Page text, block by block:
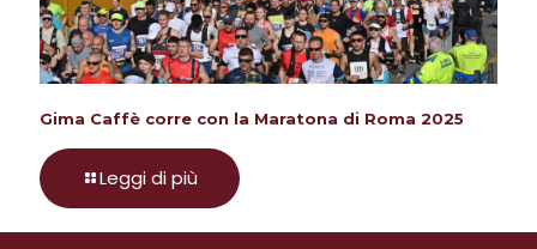
Gima Caffè corre con la Maratona di Roma 2025
Leggi di più